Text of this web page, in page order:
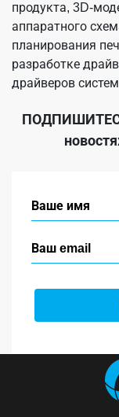
продукта, 3D-
аппаратного
планирования
разработке
драйверов